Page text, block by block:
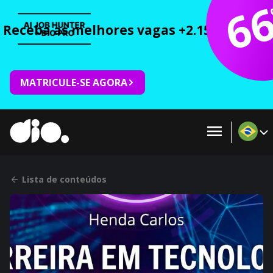
Receba as melhores vagas +2.150 cursos
MATRICULE-SE AGORA
Lista de conteúdos